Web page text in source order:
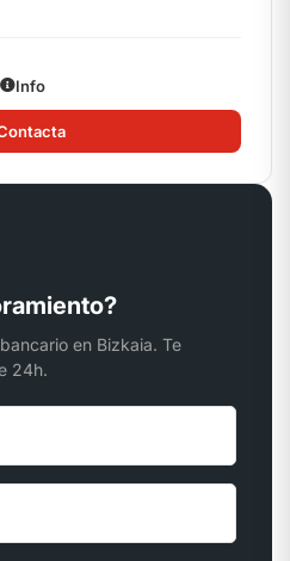
Info
en Bizkaia. Te
24h.